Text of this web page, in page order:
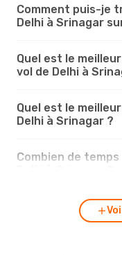
Comment puis-je
Delhi à Srinagar
Quel est le
vol de Delhi à
Quel est le
Delhi à Srinagar ?
Combien de